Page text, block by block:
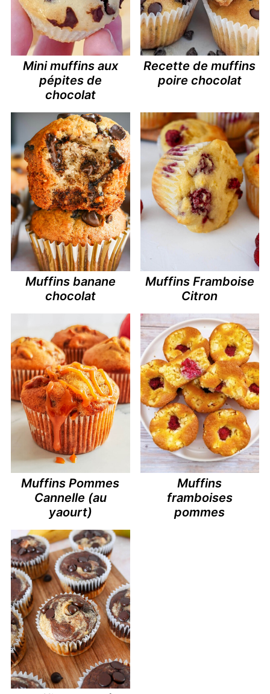
Mini muffins aux
pépites de
chocolat
Recette de muffins
poire chocolat
Muffins banane
chocolat
Muffins Framboise
Citron
Muffins Pommes
Cannelle (au
yaourt)
Muffins
framboises
pommes